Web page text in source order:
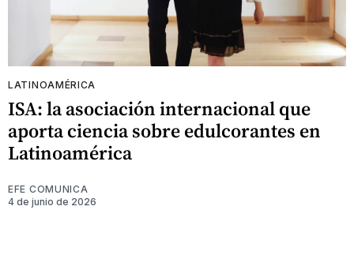
LATINOAMÉRICA
ISA: la asociación internacional que
aporta ciencia sobre edulcorantes en
Latinoamérica
EFE COMUNICA
4 de junio de 2026